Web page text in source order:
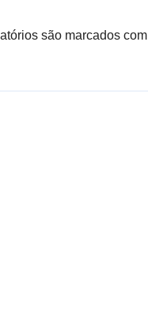
são marcados com